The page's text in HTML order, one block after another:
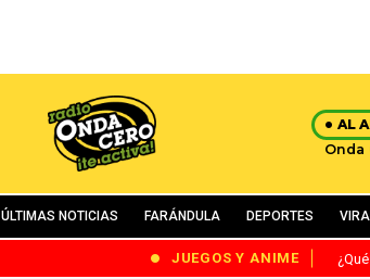
AL
Onda
ÚLTIMAS NOTICIAS FARÁNDULA DEPORTES
JUEGOS Y ANIME